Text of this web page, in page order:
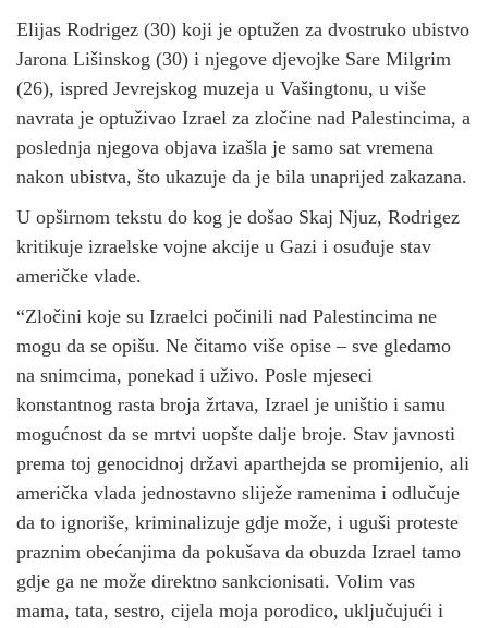
Elijas Rodrigez (30) koji je optužen za dvostruko ubistvo
Jarona Lišinskog (30) i njegove djevojke Sare Milgrim
(26), ispred Jevrejskog muzeja u Vašingtonu, u više
navrata je optuživao Izrael za zločine nad Palestincima, a
poslednja njegova objava izašla je samo sat vremena
nakon ubistva, što ukazuje da je bila unaprijed zakazana.
U opširnom tekstu do kog je došao Skaj Njuz, Rodrigez
kritikuje izraelske vojne akcije u Gazi i osuđuje stav
američke vlade.
“Zločini koje su Izraelci počinili nad Palestincima ne
mogu da se opišu. Ne čitamo više opise – sve gledamo
na snimcima, ponekad i uživo. Posle mjeseci
konstantnog rasta broja žrtava, Izrael je uništio i samu
mogućnost da se mrtvi uopšte dalje broje. Stav javnosti
prema toj genocidnoj državi aparthejda se promijenio, ali
američka vlada jednostavno sliježe ramenima i odlučuje
da to ignoriše, kriminalizuje gdje može, i uguši proteste
praznim obećanjima da pokušava da obuzda Izrael tamo
gdje ga ne može direktno sankcionisati. Volim vas
mama, tata, sestro, cijela moja porodico, uključujući i